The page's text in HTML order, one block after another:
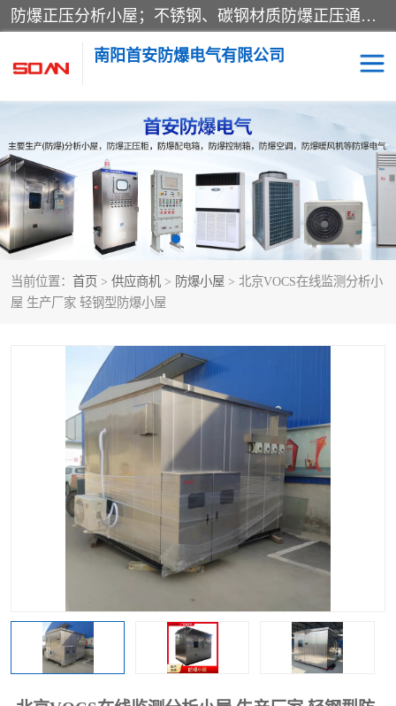
防爆正压分析小屋；不锈钢、碳钢材质防爆正压通风柜，分上下、左右、外挂三种款式；立式、挂式防爆配电柜体；不锈钢、碳钢防爆变频、磁力、星三角启动器；不锈钢、碳钢、铸铝防爆控制箱柜；可操作按键、多块式防爆仪表箱；多材质防爆接线箱；台式防爆电脑、防爆监视器。产品适配石油、化工、煤炭、电力、纺织、酿酒、航天、铁路、冶金、船舶、消防、市政等多行业工况使用。
南阳首安防爆电气有限公司
当前位置： 首页 > 供应商机 > 防爆小屋 > 北京VOCS在线监测分析小
屋 生产厂家 轻钢型防爆小屋
防爆小屋 防爆正压柜
防爆空调 防爆配电箱
防爆控制箱 防爆接线箱
防爆操作柱 防爆监视显示器